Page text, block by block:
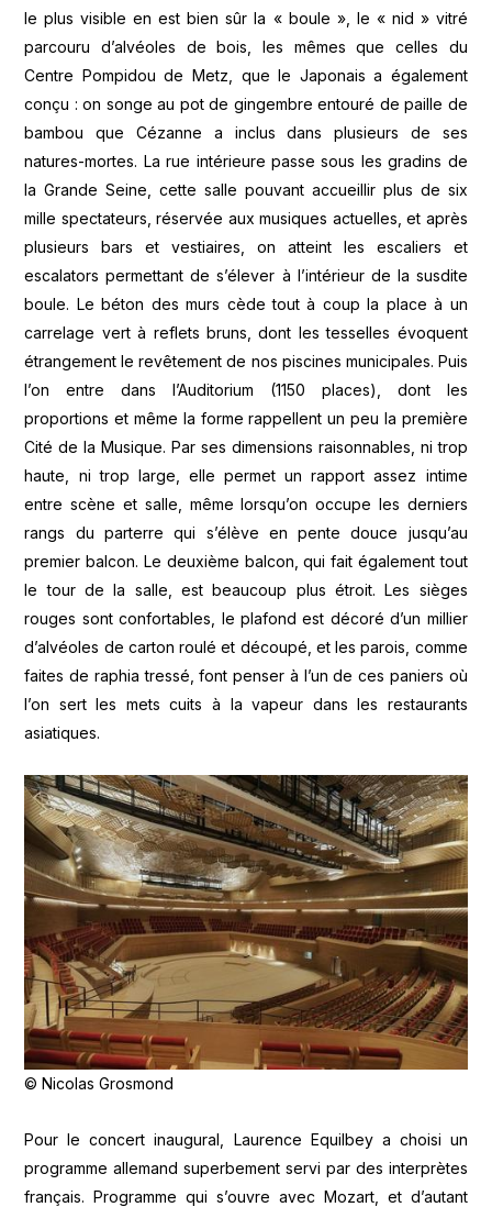
le plus visible en est bien sûr la « boule », le « nid » vitré
parcouru d’alvéoles de bois, les mêmes que celles du
Centre Pompidou de Metz, que le Japonais a également
conçu : on songe au pot de gingembre entouré de paille de
bambou que Cézanne a inclus dans plusieurs de ses
natures-mortes. La rue intérieure passe sous les gradins de
la Grande Seine, cette salle pouvant accueillir plus de six
mille spectateurs, réservée aux musiques actuelles, et après
plusieurs bars et vestiaires, on atteint les escaliers et
escalators permettant de s’élever à l’intérieur de la susdite
boule. Le béton des murs cède tout à coup la place à un
carrelage vert à reflets bruns, dont les tesselles évoquent
étrangement le revêtement de nos piscines municipales. Puis
l’on entre dans l’Auditorium (1150 places), dont les
proportions et même la forme rappellent un peu la première
Cité de la Musique. Par ses dimensions raisonnables, ni trop
haute, ni trop large, elle permet un rapport assez intime
entre scène et salle, même lorsqu’on occupe les derniers
rangs du parterre qui s’élève en pente douce jusqu’au
premier balcon. Le deuxième balcon, qui fait également tout
le tour de la salle, est beaucoup plus étroit. Les sièges
rouges sont confortables, le plafond est décoré d’un millier
d’alvéoles de carton roulé et découpé, et les parois, comme
faites de raphia tressé, font penser à l’un de ces paniers où
l’on sert les mets cuits à la vapeur dans les restaurants
asiatiques.
© Nicolas Grosmond
Pour le concert inaugural, Laurence Equilbey a choisi un
programme allemand superbement servi par des interprètes
français. Programme qui s’ouvre avec Mozart, et d’autant